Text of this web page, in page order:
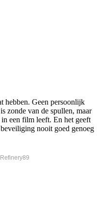
hebben. Geen persoonlijk
zonde van de spullen, maar
een film leeft. En het geeft
nooit goed genoeg